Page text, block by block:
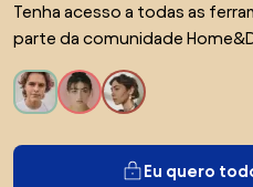
Tenha acesso a todas as
parte da comunidade
Eu quero